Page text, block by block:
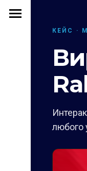
КЕЙС ·
любого